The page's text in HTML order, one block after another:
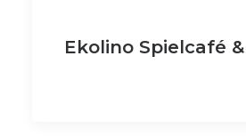
Ekolino Spielcafé